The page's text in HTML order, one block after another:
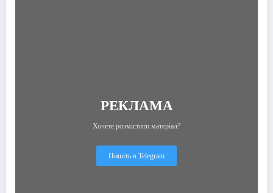
РЕКЛАМА
Хочете розмістити матеріал?
Пишіть в Telegram